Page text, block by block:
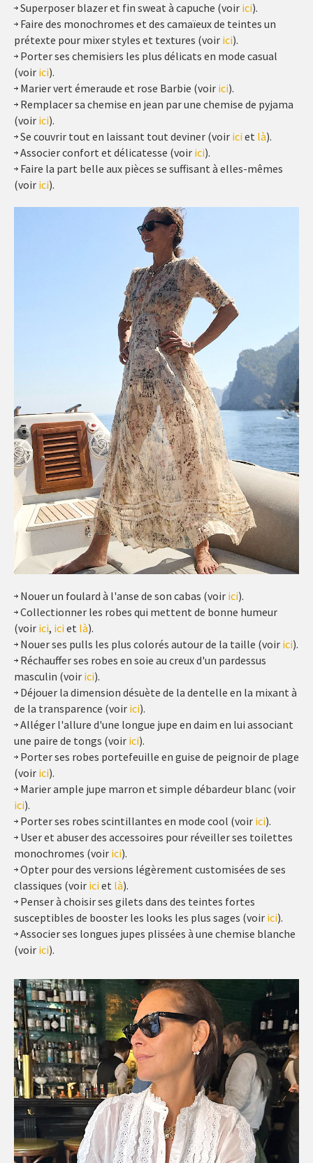
Superposer blazer et fin sweat à capuche (voir ici).
Faire des monochromes et des camaïeux de teintes un
prétexte pour mixer styles et textures (voir ici).
Porter ses chemisiers les plus délicats en mode casual
(voir ici).
Marier vert émeraude et rose Barbie (voir ici).
Remplacer sa chemise en jean par une chemise de pyjama
(voir ici).
Se couvrir tout en laissant tout deviner (voir ici et là).
Associer confort et délicatesse (voir ici).
Faire la part belle aux pièces se suffisant à elles-mêmes
(voir ici).
Nouer un foulard à l'anse de son cabas (voir ici).
Collectionner les robes qui mettent de bonne humeur
(voir ici, ici et là).
Nouer ses pulls les plus colorés autour de la taille (voir ici).
Réchauffer ses robes en soie au creux d'un pardessus
masculin (voir ici).
Déjouer la dimension désuète de la dentelle en la mixant à
de la transparence (voir ici).
Alléger l'allure d'une longue jupe en daim en lui associant
une paire de tongs (voir ici).
Porter ses robes portefeuille en guise de peignoir de plage
(voir ici).
Marier ample jupe marron et simple débardeur blanc (voir
ici).
Porter ses robes scintillantes en mode cool (voir ici).
User et abuser des accessoires pour réveiller ses toilettes
monochromes (voir ici).
Opter pour des versions légèrement customisées de ses
classiques (voir ici et là).
Penser à choisir ses gilets dans des teintes fortes
susceptibles de booster les looks les plus sages (voir ici).
Associer ses longues jupes plissées à une chemise blanche
(voir ici).